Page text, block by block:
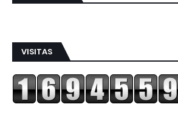
VISITAS